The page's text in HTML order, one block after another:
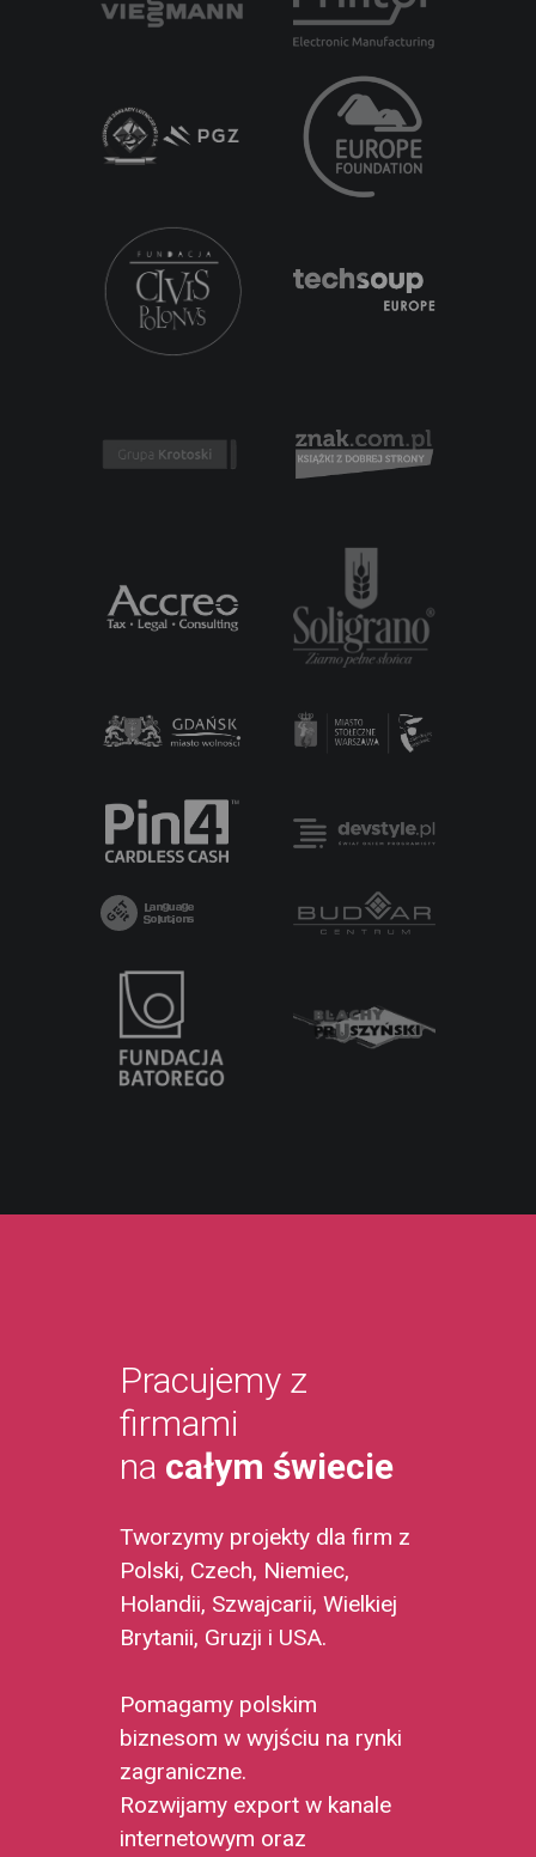
Pracujemy z
firmami
na całym świecie
Tworzymy projekty dla firm z
Polski, Czech, Niemiec,
Holandii, Szwajcarii, Wielkiej
Brytanii, Gruzji i USA.
Pomagamy polskim
biznesom w wyjściu na rynki
zagraniczne.
Rozwijamy export w kanale
internetowym oraz